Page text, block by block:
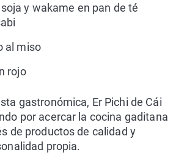
y wakame en pan de té
al miso
rojo
gastronómica, Er Pichi de Cái
por acercar la cocina gaditana
de productos de calidad y
propia.